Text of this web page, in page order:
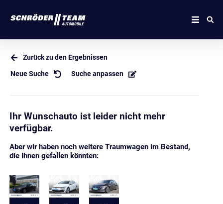
Zurück zu den Ergebnissen
Neue Suche Suche anpassen
Ihr Wunschauto ist leider nicht mehr
verfügbar.
Aber wir haben noch weitere Traumwagen im Bestand,
die Ihnen gefallen könnten: